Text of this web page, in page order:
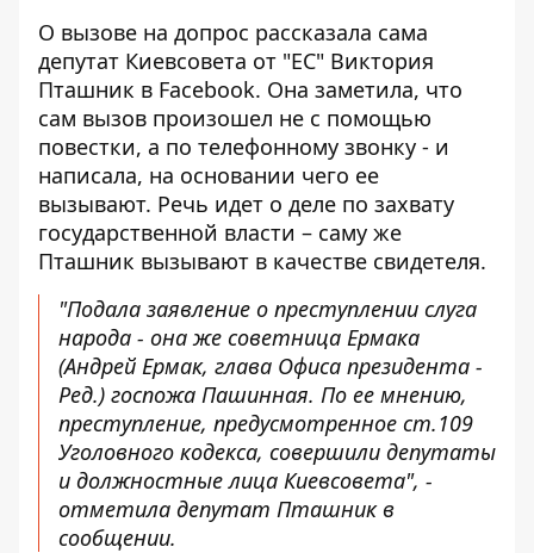
О вызове на допрос рассказала сама
депутат Киевсовета от "ЕС" Виктория
Пташник в Facebook. Она заметила, что
сам вызов произошел не с помощью
повестки, а по телефонному звонку - и
написала, на основании чего ее
вызывают. Речь идет о деле по захвату
государственной власти – саму же
Пташник вызывают в качестве свидетеля.
"Подала заявление о преступлении слуга
народа - она ​​же советница Ермака
(Андрей Ермак, глава Офиса президента -
Ред.) госпожа Пашинная. По ее мнению,
преступление, предусмотренное ст.109
Уголовного кодекса, совершили депутаты
и должностные лица Киевсовета", -
отметила депутат Пташник в
сообщении.